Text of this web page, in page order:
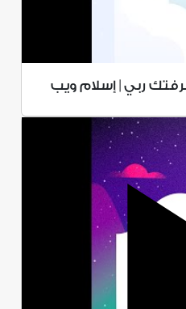
ربي | إسلام ويب